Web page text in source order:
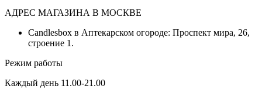
АДРЕС МАГАЗИНА В МОСКВЕ
Candlesbox в Аптекарском огороде: Проспект мира, 26,
строение 1.
Режим работы
Каждый день 11.00-21.00